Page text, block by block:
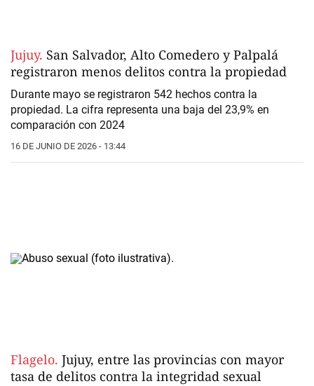
Jujuy. San Salvador, Alto Comedero y Palpalá
registraron menos delitos contra la propiedad
Durante mayo se registraron 542 hechos contra la
propiedad. La cifra representa una baja del 23,9% en
comparación con 2024
16 DE JUNIO DE 2026 - 13:44
Flagelo. Jujuy, entre las provincias con mayor
tasa de delitos contra la integridad sexual